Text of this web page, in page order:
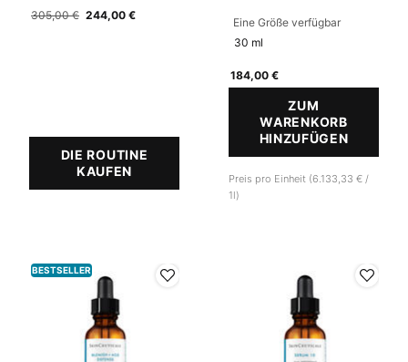
Alter Preis
305,00 € Neuer Preis
244,00 €
DIE ROUTINE
KAUFEN
Eine Größe verfügbar
30 ml
184,00 €
ZUM
WARENKORB
HINZUFÜGEN
Preis pro Einheit (6.133,33 € /
1l)
BESTSELLER